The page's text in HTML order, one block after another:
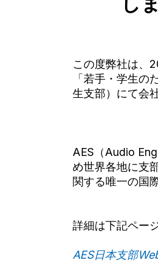
この度弊社は、
「若手・学生の
生支部）にて会
AES（Audio
め世界各地に支
関する唯一の国
詳細は下記ペー
AES日本支部